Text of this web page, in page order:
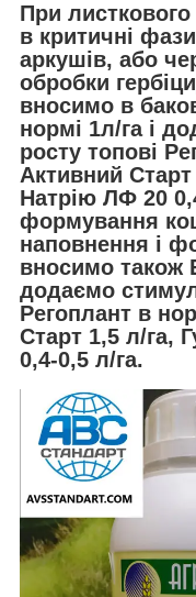
При
в критичні
аркушів, або
обробки
вносимо в
нормі 1л/га і
росту топові
Активний
Натрію ЛФ 20
формування
наповнення і
вносимо також
додаємо
Регоплант в
Старт 1,5 л/га,
0,4-0,5 л/га.